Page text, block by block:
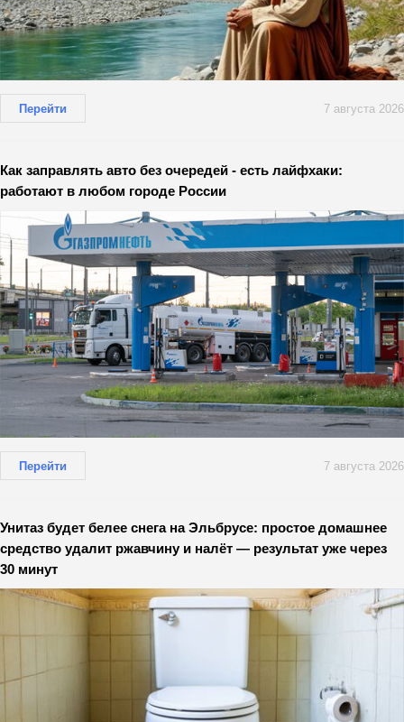
Перейти 7 августа 2026
Как заправлять авто без очередей - есть лайфхаки:
работают в любом городе России
Перейти 7 августа 2026
Унитаз будет белее снега на Эльбрусе: простое домашнее
средство удалит ржавчину и налёт — результат уже через
30 минут